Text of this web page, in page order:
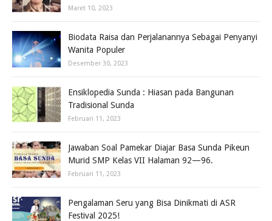
Maret 10, 2023
Biodata Raisa dan Perjalanannya Sebagai Penyanyi
Wanita Populer
Desember 30, 2023
Ensiklopedia Sunda : Hiasan pada Bangunan
Tradisional Sunda
Februari 11, 2023
Jawaban Soal Pamekar Diajar Basa Sunda Pikeun
Murid SMP Kelas VII Halaman 92—96.
Februari 11, 2023
Pengalaman Seru yang Bisa Dinikmati di ASR
Festival 2025!